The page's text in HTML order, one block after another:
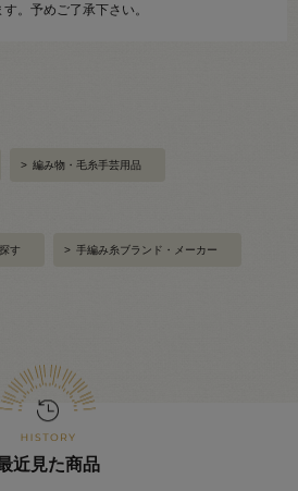
。予めご了承下さい。
> 編み物・毛糸手芸用品
す > 手編み糸ブランド・メーカー
近見た商品